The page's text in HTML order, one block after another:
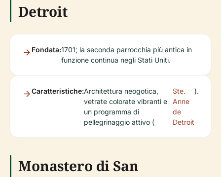
Detroit
Fondata:1701; la seconda parrocchia più antica in
funzione continua negli Stati Uniti.
Caratteristiche:Architettura neogotica,
vetrate colorate vibranti e
un programma di
pellegrinaggio attivo (
Ste.
Anne
de
Detroit
).
Monastero di San